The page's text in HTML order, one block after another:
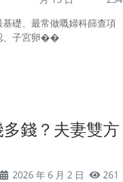
礎、最常做嘅婦科篩查項
、子宮卵��
錢？夫妻雙方
2026 年 6 月 2 日
261